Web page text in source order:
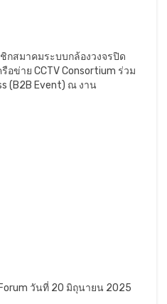
กสมาคมระบบกล้องวงจรปิด
อข่าย CCTV Consortium ร่วม
(B2B Event) ณ งาน
วันที่ 20 มิถุนายน 2025